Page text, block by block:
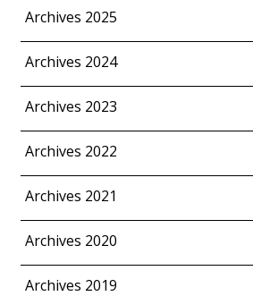
Archives 2025
Archives 2024
Archives 2023
Archives 2022
Archives 2021
Archives 2020
Archives 2019